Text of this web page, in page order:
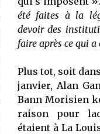
été faites à la
devoir des
faire après ce qui
Plus tot, soit
janvier, Alan
Bann Morisien
raison pour
étaient à La